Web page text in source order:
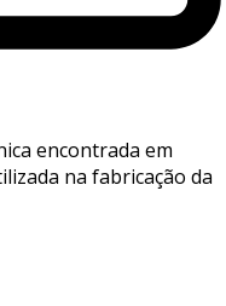
encontrada em
na fabricação da